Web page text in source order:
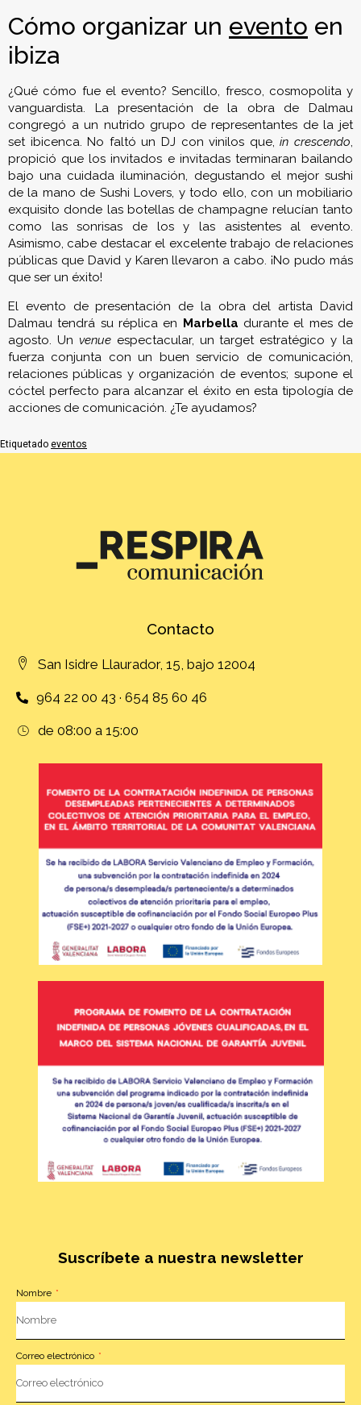
Cómo organizar un evento en
ibiza
¿Qué cómo fue el evento? Sencillo, fresco, cosmopolita y
vanguardista. La presentación de la obra de Dalmau
congregó a un nutrido grupo de representantes de la jet
set ibicenca. No faltó un DJ con vinilos que,in crescendo,
propició que los invitados e invitadas terminaran bailando
bajo una cuidada iluminación, degustando el mejor sushi
de la mano de Sushi Lovers, y todo ello, con un mobiliario
exquisito donde las botellas de champagne relucían tanto
como las sonrisas de los y las asistentes al evento.
Asimismo, cabe destacar el excelente trabajo de relaciones
públicas que David y Karen llevaron a cabo. ¡No pudo más
que ser un éxito!
El evento de presentación de la obra del artista David
Dalmau tendrá su réplica en Marbella durante el mes de
agosto. Un venueespectacular, un target estratégico y la
fuerza conjunta con un buen servicio de comunicación,
relaciones públicas y organización de eventos; supone el
cóctel perfecto para alcanzar el éxito en esta tipología de
acciones de comunicación. ¿Te ayudamos?
Etiquetado eventos
Contacto
San Isidre Llaurador, 15, bajo 12004
964 22 00 43 · 654 85 60 46
de 08:00 a 15:00
Suscríbete a nuestra newsletter
Nombre
Correo electrónico